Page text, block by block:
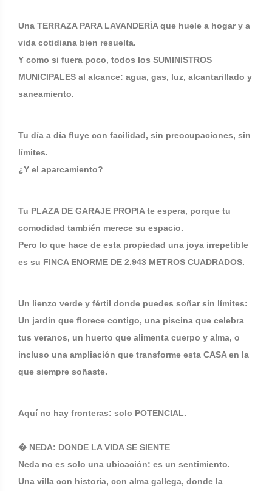
Una TERRAZA PARA LAVANDERÍA que huele a hogar y a
vida cotidiana bien resuelta.
Y como si fuera poco, todos los SUMINISTROS
MUNICIPALES al alcance: agua, gas, luz, alcantarillado y
saneamiento.
Tu día a día fluye con facilidad, sin preocupaciones, sin
límites.
¿Y el aparcamiento?
Tu PLAZA DE GARAJE PROPIA te espera, porque tu
comodidad también merece su espacio.
Pero lo que hace de esta propiedad una joya irrepetible
es su FINCA ENORME DE 2.943 METROS CUADRADOS.
Un lienzo verde y fértil donde puedes soñar sin límites:
Un jardín que florece contigo, una piscina que celebra
tus veranos, un huerto que alimenta cuerpo y alma, o
incluso una ampliación que transforme esta CASA en la
que siempre soñaste.
Aquí no hay fronteras: solo POTENCIAL.
� NEDA: DONDE LA VIDA SE SIENTE
Neda no es solo una ubicación: es un sentimiento.
Una villa con historia, con alma gallega, donde la